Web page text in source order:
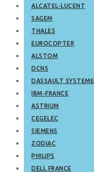
ALCATEL-LUCENT
SAGEM
THALES
EUROCOPTER
ALSTOM
DCNS
DASSAULT SYSTEME
IBM-FRANCE
ASTRIUM
CEGELEC
SIEMENS
ZODIAC
PHILIPS
DELL FRANCE